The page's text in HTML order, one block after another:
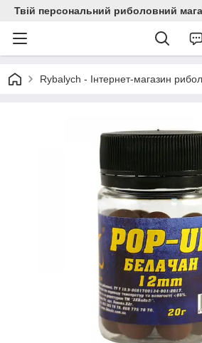
Твій персональний риболовний
Rybalych - Інтернет-магазин